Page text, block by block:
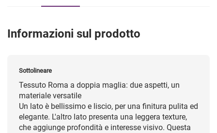
Informazioni sul prodotto
Sottolineare
Tessuto Roma a doppia maglia: due aspetti, un
materiale versatile
Un lato è bellissimo e liscio, per una finitura pulita ed
elegante. L'altro lato presenta una leggera texture,
che aggiunge profondità e interesse visivo. Questa